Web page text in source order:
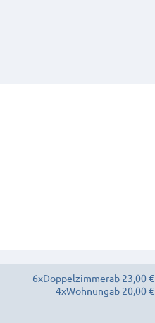
6xDoppelzimmerab 23,00 €
4xWohnungab 20,00 €